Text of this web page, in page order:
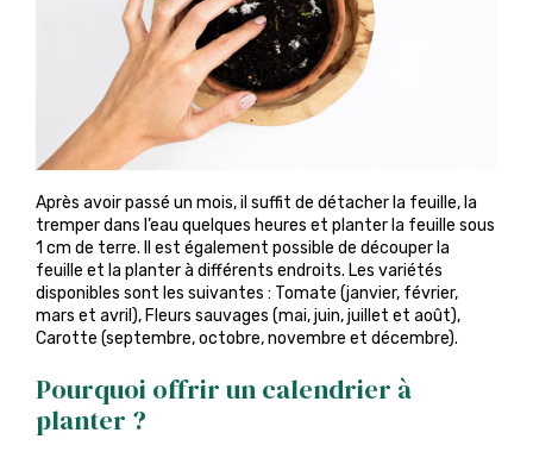
Après avoir passé un mois, il suffit de détacher la feuille, la
tremper dans l’eau quelques heures et planter la feuille sous
1 cm de terre. Il est également possible de découper la
feuille et la planter à différents endroits. Les variétés
disponibles sont les suivantes : Tomate (janvier, février,
mars et avril), Fleurs sauvages (mai, juin, juillet et août),
Carotte (septembre, octobre, novembre et décembre).
Pourquoi offrir un calendrier à
planter ?